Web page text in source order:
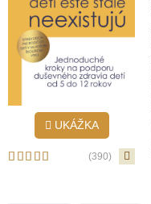
UKÁŽKA
(390)